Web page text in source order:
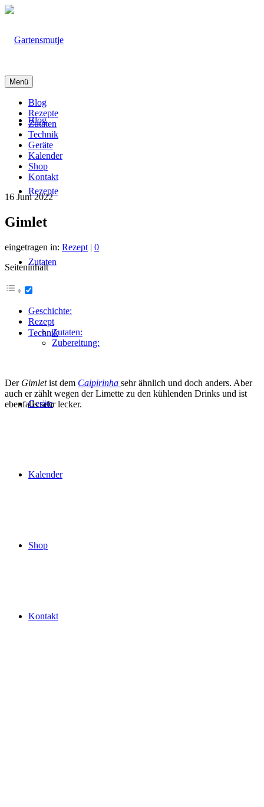
Blog
Rezepte
Zutaten
Technik
Geräte
Kalender
Shop
Kontakt
Menü
Blog
Rezepte
Zutaten
Technik
Geräte
Kalender
Shop
Kontakt
16 Juni 2022
Gimlet
eingetragen in: Rezept | 0
Seiteninhalt
Geschichte:
Rezept
Zutaten:
Zubereitung:
Der Gimletist dem Caipirinha sehr ähnlich und doch anders. Aber
auch er zählt wegen der Limette zu den kühlenden Drinks und ist
ebenfalls sehr lecker.